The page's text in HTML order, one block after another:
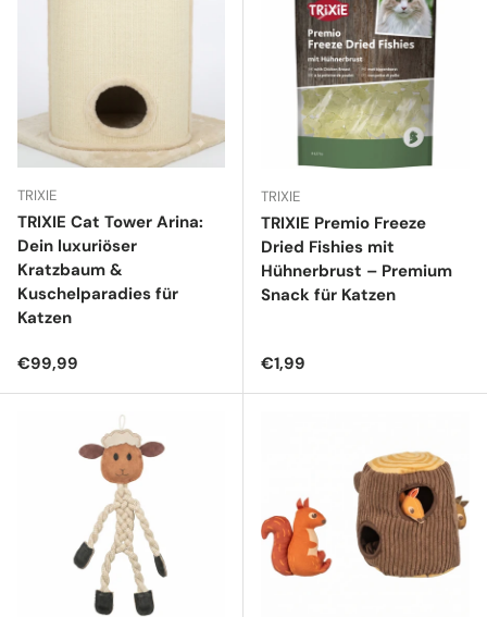
TRIXIE
TRIXIE Cat Tower Arina:
Dein luxuriöser
Kratzbaum &
Kuschelparadies für
Katzen
Normaler Preis
€99,99
TRIXIE
TRIXIE Premio Freeze
Dried Fishies mit
Hühnerbrust – Premium
Snack für Katzen
Normaler Preis
€1,99